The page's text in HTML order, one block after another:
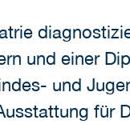
und einer
und
für